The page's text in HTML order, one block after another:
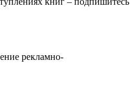
рекламно-